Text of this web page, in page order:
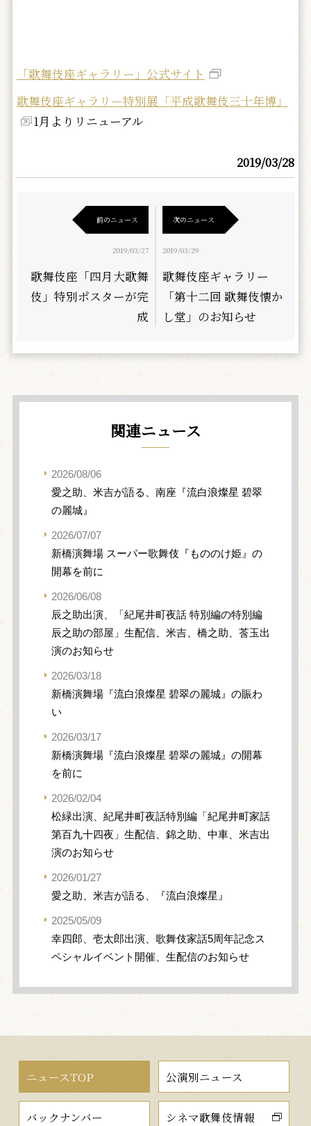
「歌舞伎座ギャラリー」公式サイト
歌舞伎座ギャラリー特別展「平成歌舞伎三十年博」
1月よりリニューアル
2019/03/28
前のニュース
2019/03/27
歌舞伎座「四月大歌舞
伎」特別ポスターが完
成
次のニュース
2019/03/29
歌舞伎座ギャラリー
「第十二回 歌舞伎懐か
し堂」のお知らせ
関連ニュース
2026/08/06
愛之助、米吉が語る、南座『流白浪燦星 碧翠
の麗城』
2026/07/07
新橋演舞場 スーパー歌舞伎『もののけ姫』の
開幕を前に
2026/06/08
辰之助出演、「紀尾井町夜話 特別編の特別編
辰之助の部屋」生配信、米吉、橋之助、莟玉出
演のお知らせ
2026/03/18
新橋演舞場『流白浪燦星 碧翠の麗城』の賑わ
い
2026/03/17
新橋演舞場『流白浪燦星 碧翠の麗城』の開幕
を前に
2026/02/04
松緑出演、紀尾井町夜話特別編「紀尾井町家話
第百九十四夜」生配信、錦之助、中車、米吉出
演のお知らせ
2026/01/27
愛之助、米吉が語る、『流白浪燦星』
2025/05/09
幸四郎、壱太郎出演、歌舞伎家話5周年記念ス
ペシャルイベント開催、生配信のお知らせ
ニュースTOP 公演別ニュース
バックナンバー シネマ歌舞伎情報